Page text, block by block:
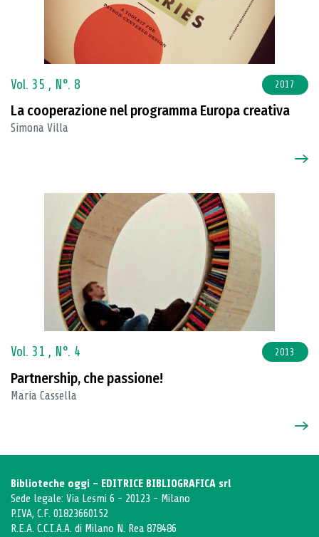
Vol. 35 , N°. 8 2017
La cooperazione nel programma Europa creativa
Simona Villa
Vol. 31 , N°. 4 2013
Partnership, che passione!
Maria Cassella
Biblioteche oggi - EDITRICE BIBLIOGRAFICA srl
Sede legale: Via Lesmi 6 - 20123 - Milano
P.IVA, C.F. 01823660152
R.E.A. C.C.I.A.A. di Milano N. Rea 878486